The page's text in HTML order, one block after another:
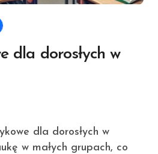
dla dorosłych w
w małych grupach, co